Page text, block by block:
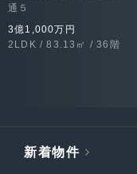
通５
3億1,000万円
2LDK / 83.13㎡ / 36階
新着物件